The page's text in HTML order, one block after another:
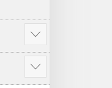
Mostrar
más
Mostrar